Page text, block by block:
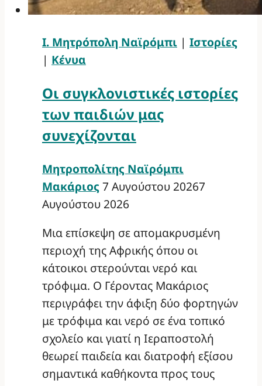
Ι. Μητρόπολη Ναϊρόμπι | Ιστορίες
| Κένυα
Οι συγκλονιστικές ιστορίες
των παιδιών μας
συνεχίζονται
Μητροπολίτης Ναϊρόμπι
Μακάριος 7 Αυγούστου 20267
Αυγούστου 2026
Μια επίσκεψη σε απομακρυσμένη
περιοχή της Αφρικής όπου οι
κάτοικοι στερούνται νερό και
τρόφιμα. Ο Γέροντας Μακάριος
περιγράφει την άφιξη δύο φορτηγών
με τρόφιμα και νερό σε ένα τοπικό
σχολείο και γιατί η Ιεραποστολή
θεωρεί παιδεία και διατροφή εξίσου
σημαντικά καθήκοντα προς τους